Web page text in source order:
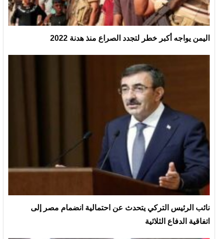
اليمن يواجه أكبر خطر لتجدد الصراع منذ هدنة 2022
نائب الرئيس التركي يتحدث عن احتمالية انضمام مصر إلى
اتفاقية الدفاع الثلاثية